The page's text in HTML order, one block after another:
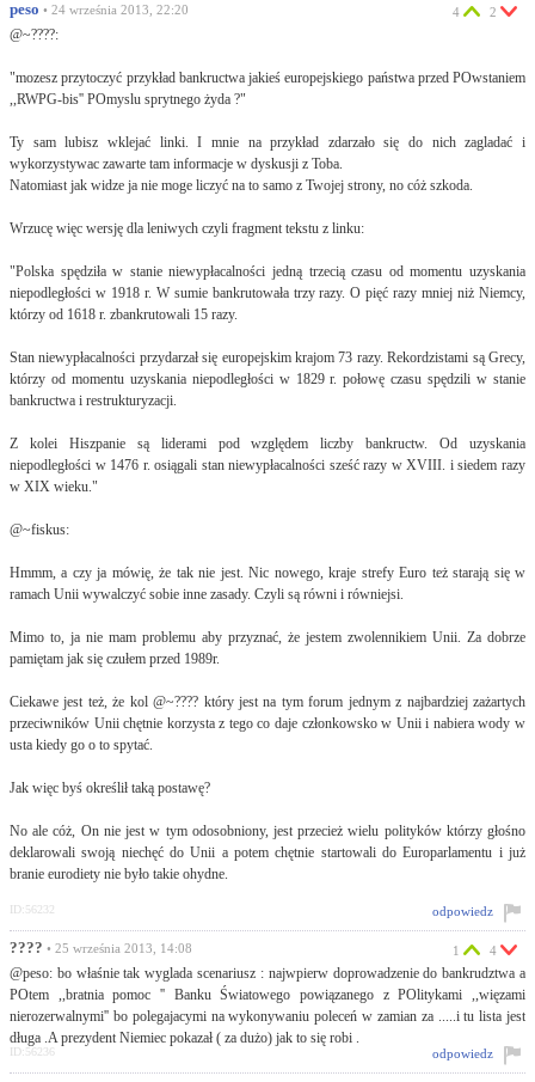
peso • 24 września 2013, 22:20
@~????:
"mozesz przytoczyć przykład bankructwa jakieś europejskiego państwa przed POwstaniem
,,RWPG-bis'' POmyslu sprytnego żyda ?"
Ty sam lubisz wklejać linki. I mnie na przykład zdarzało się do nich zagladać i
wykorzystywac zawarte tam informacje w dyskusji z Toba.
Natomiast jak widze ja nie moge liczyć na to samo z Twojej strony, no cóż szkoda.
Wrzucę więc wersję dla leniwych czyli fragment tekstu z linku:
"Polska spędziła w stanie niewypłacalności jedną trzecią czasu od momentu uzyskania
niepodległości w 1918 r. W sumie bankrutowała trzy razy. O pięć razy mniej niż Niemcy,
którzy od 1618 r. zbankrutowali 15 razy.
Stan niewypłacalności przydarzał się europejskim krajom 73 razy. Rekordzistami są Grecy,
którzy od momentu uzyskania niepodległości w 1829 r. połowę czasu spędzili w stanie
bankructwa i restrukturyzacji.
Z kolei Hiszpanie są liderami pod względem liczby bankructw. Od uzyskania
niepodległości w 1476 r. osiągali stan niewypłacalności sześć razy w XVIII. i siedem razy
w XIX wieku."
@~fiskus:
Hmmm, a czy ja mówię, że tak nie jest. Nic nowego, kraje strefy Euro też starają się w
ramach Unii wywalczyć sobie inne zasady. Czyli są równi i równiejsi.
Mimo to, ja nie mam problemu aby przyznać, że jestem zwolennikiem Unii. Za dobrze
pamiętam jak się czułem przed 1989r.
Ciekawe jest też, że kol @~???? który jest na tym forum jednym z najbardziej zażartych
przeciwników Unii chętnie korzysta z tego co daje członkowsko w Unii i nabiera wody w
usta kiedy go o to spytać.
Jak więc byś określił taką postawę?
No ale cóż, On nie jest w tym odosobniony, jest przecież wielu polityków którzy głośno
deklarowali swoją niechęć do Unii a potem chętnie startowali do Europarlamentu i już
branie eurodiety nie było takie ohydne.
4 2
odpowiedz
ID:56232
???? • 25 września 2013, 14:08
@peso: bo właśnie tak wyglada scenariusz : najwpierw doprowadzenie do bankrudztwa a
POtem ,,bratnia pomoc '' Banku Światowego powiązanego z POlitykami ,,więzami
nierozerwalnymi'' bo polegajacymi na wykonywaniu poleceń w zamian za .....i tu lista jest
długa .A prezydent Niemiec pokazał ( za dużo) jak to się robi .
1 4
odpowiedz
ID:56236